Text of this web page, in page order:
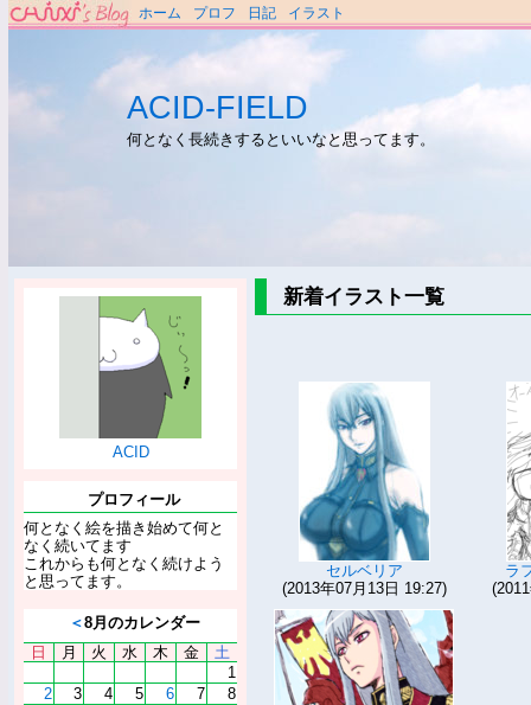
ホーム プロフ 日記 イラスト
ACID-FIELD
何となく長続きするといいなと思ってます。
ACID
プロフィール
何となく絵を描き始めて何と
なく続いてます
これからも何となく続けよう
と思ってます。
＜8月のカレンダー
日
月 火 水 木 金
土
1
2
3 4 5 6 7
8
新着イラスト一覧
セルベリア
(2013年07月13日 19:27)
ラ